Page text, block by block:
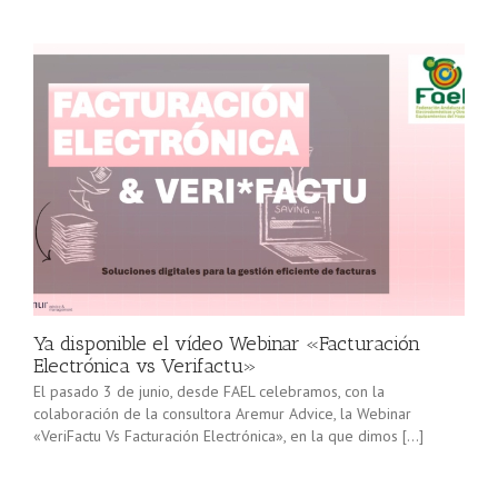
Ya disponible el vídeo Webinar «Facturación
Electrónica vs Verifactu»
El pasado 3 de junio, desde FAEL celebramos, con la
colaboración de la consultora Aremur Advice, la Webinar
«VeriFactu Vs Facturación Electrónica», en la que dimos […]